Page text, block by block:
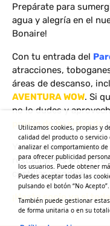
Prepárate para
agua y alegría en el
Bonaire!
Con tu entrada del
atracciones,
áreas de descanso,
AVENTURA WOW. Si
no lo dudes y
precio de tu entrada
Y después, ¡completa
restaurantes en las
costillar, noodles…
¡Hazte socio ya si
Utilizamos cookies, propias y
calidad del producto o
analizar el comportamiento
para ofrecer publicidad
los usuarios. Puede obtener
Puedes aceptar todas las
pulsando el botón “No Acepto”.
También puede gestionar
de forma unitaria o en su